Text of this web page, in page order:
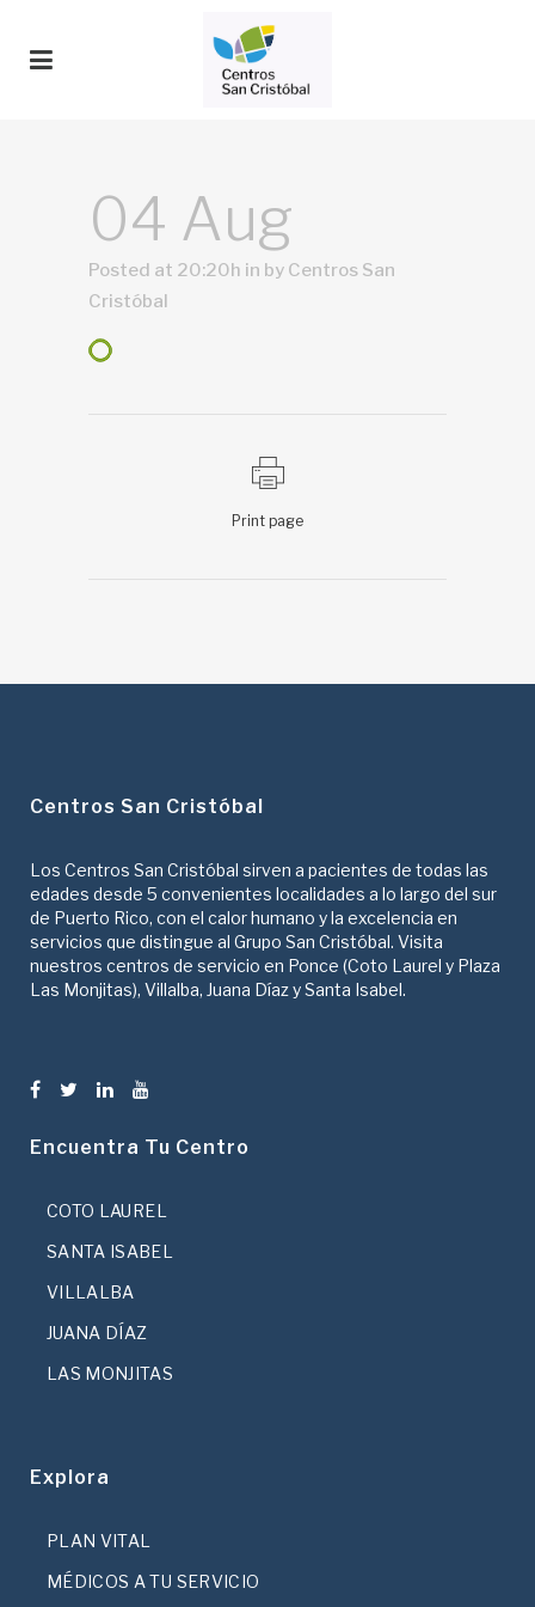
04 Aug
Posted at 20:20h in by Centros San
Cristóbal
Print page
Centros San Cristóbal
Los Centros San Cristóbal sirven a pacientes de todas las
edades desde 5 convenientes localidades a lo largo del sur
de Puerto Rico, con el calor humano y la excelencia en
servicios que distingue al Grupo San Cristóbal. Visita
nuestros centros de servicio en Ponce (Coto Laurel y Plaza
Las Monjitas), Villalba, Juana Díaz y Santa Isabel.
Encuentra Tu Centro
COTO LAUREL
SANTA ISABEL
VILLALBA
JUANA DÍAZ
LAS MONJITAS
Explora
PLAN VITAL
MÉDICOS A TU SERVICIO